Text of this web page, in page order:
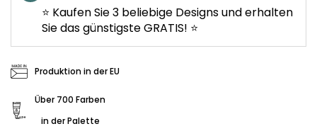
⭐ Kaufen Sie 3 beliebige Designs und erhalten
Sie das günstigste GRATIS! ⭐
Produktion in der EU
Über 700 Farben
in der Palette